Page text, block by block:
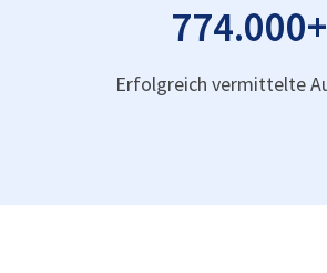
774.000+
Erfolgreich vermittelte